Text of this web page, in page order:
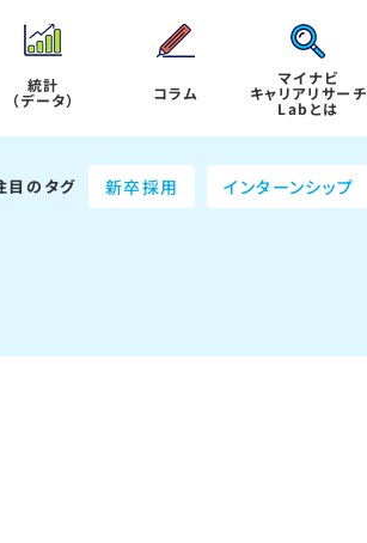
統計
（データ） コラム
マイナビ
キャリアリサーチ
Labとは
目のタグ 新卒採用 インターンシップ